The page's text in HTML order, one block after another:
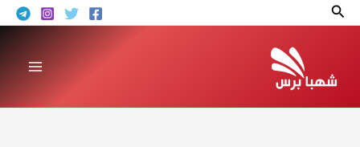
تخطيالبحث